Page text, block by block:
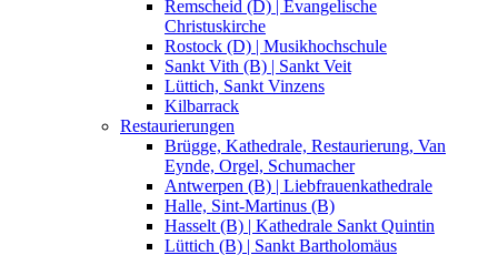
Remscheid (D) | Evangelische
Christuskirche
Rostock (D) | Musikhochschule
Sankt Vith (B) | Sankt Veit
Lüttich, Sankt Vinzens
Kilbarrack
Restaurierungen
Brügge, Kathedrale, Restaurierung, Van
Eynde, Orgel, Schumacher
Antwerpen (B) | Liebfrauenkathedrale
Halle, Sint-Martinus (B)
Hasselt (B) | Kathedrale Sankt Quintin
Lüttich (B) | Sankt Bartholomäus